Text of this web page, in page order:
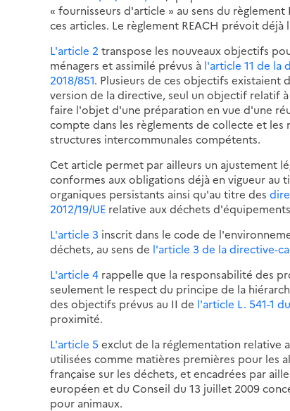
« fournisseurs d'article » au sens du
ces articles. Le règlement REACH prévoit
L'article 2 transpose les nouveaux objectifs
ménagers et assimilé prévus à l'article 11 de la
2018/851. Plusieurs de ces objectifs
version de la directive, seul un objectif relatif
faire l'objet d'une préparation en vue d'une
compte dans les règlements de collecte et
structures intercommunales compétents.
Cet article permet par ailleurs un ajustement
conformes aux obligations déjà en vigueur au
organiques persistants ainsi qu'au titre des
2012/19/UE relative aux déchets
L'article 3 inscrit dans le code de
déchets, au sens de l'article 3 de la directive-
L'article 4 rappelle que la responsabilité des
seulement le respect du principe de la
des objectifs prévus au II de l'article L. 541-1
proximité.
L'article 5 exclut de la réglementation relative
utilisées comme matières premières pour les
française sur les déchets, et encadrées par
européen et du Conseil du 13 juillet 2009
pour animaux.